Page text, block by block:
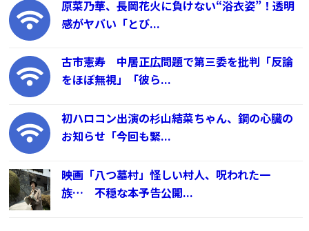
原菜乃華、長岡花火に負けない“浴衣姿”！透明
感がヤバい「とび...
古市憲寿 中居正広問題で第三委を批判「反論
をほぼ無視」「彼ら...
初ハロコン出演の杉山結菜ちゃん、鋼の心臓の
お知らせ「今回も緊...
映画「八つ墓村」怪しい村人、呪われた一
族… 不穏な本予告公開...